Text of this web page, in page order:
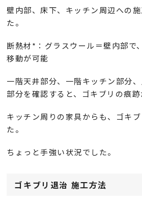
壁内部、床下、キッチン周辺への
た。
断熱材*：グラスウール＝壁内部で
移動が可能
一階天井部分、一階キッチン部分
部分を確認すると、ゴキブリの痕
キッチン周りの家具からも、ゴキ
た。
ちょっと手強い状況でした。
ゴキブリ退治 施工方法